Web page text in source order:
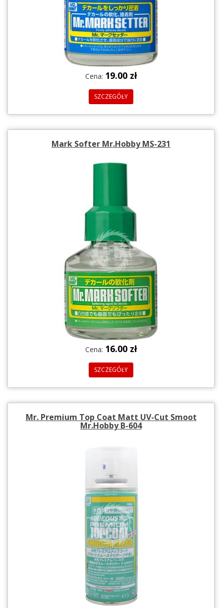
Cena: 19.00 zł
SZCZEGÓŁY
Mark Softer Mr.Hobby MS-231
Cena: 16.00 zł
SZCZEGÓŁY
Mr. Premium Top Coat Matt UV-Cut Smoot
Mr.Hobby B-604